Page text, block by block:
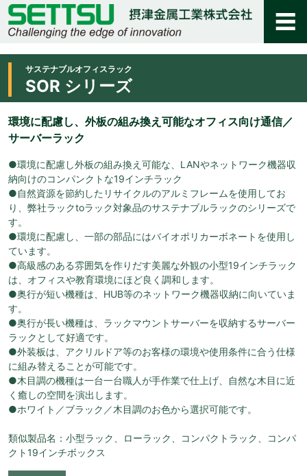
サステナブルオフィスラック
SOR シリーズ
環境に配慮し、外板の組み換え可能なオフィス向け通信／
サーバーラック
●環境に配慮し外板の組み換え可能な、LANやネットワーク機器収
納向けのコンパンクトな19インチラック
●自然資源を節約したリサイクルのアルミフレームを使用してお
り、弊社ラックtoラック対象品のサステナブルラックのシリーズで
す。
●環境に配慮し、一部の部品にはバイオポリカーボネートを使用し
ています。
●高級感のある雰囲気を作りだす美麗な外観の小型19インチラック
は、オフィスや教育環境にほど良く調和します。
●奥行が短い機種は、HUB等のネットワーク機器収納に向いていま
す。
●奥行が長い機種は、ラックマウントサーバーを収納するサーバー
ラックとして好適です。
●外装板は、アクリルドア等のお客様の環境や使用条件に合う仕様
に組み替えることが可能です。
●木目調の機種は一台一台職人が手作業で仕上げ、自然な木目に近
く癒しの空間を演出します。
●ホワイト／ブラック／木目調のお色から選択可能です。
類似製品名：小型ラック、ローラック、コンパクトラック、コンパ
クト19インチボックス